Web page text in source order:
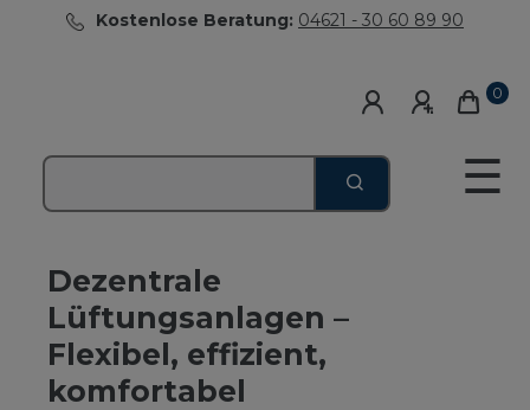
Kostenlose Beratung: 04621 - 30 60 89 90
0
☰
Dezentrale
Lüftungsanlagen –
Flexibel, effizient,
komfortabel